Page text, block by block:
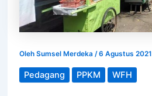
Oleh Sumsel Merdeka /6 Agustus 2021
Pedagang PPKM WFH